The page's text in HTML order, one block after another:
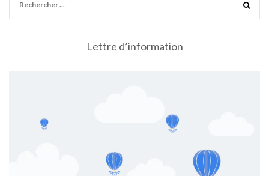
Lettre d’information